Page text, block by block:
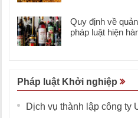
Quy định về
pháp luật hiện
Pháp luật Khởi nghiệp
Dịch vụ thành lập công ty